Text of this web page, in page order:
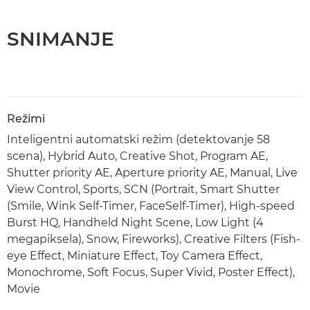
SNIMANJE
Režimi
Inteligentni automatski režim (detektovanje 58
scena), Hybrid Auto, Creative Shot, Program AE,
Shutter priority AE, Aperture priority AE, Manual, Live
View Control, Sports, SCN (Portrait, Smart Shutter
(Smile, Wink Self-Timer, FaceSelf-Timer), High-speed
Burst HQ, Handheld Night Scene, Low Light (4
megapiksela), Snow, Fireworks), Creative Filters (Fish-
eye Effect, Miniature Effect, Toy Camera Effect,
Monochrome, Soft Focus, Super Vivid, Poster Effect),
Movie